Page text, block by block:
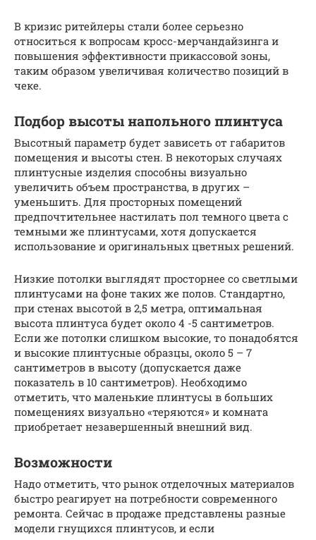
В кризис ритейлеры стали более серьезно
относиться к вопросам кросс-мерчандайзинга и
повышения эффективности прикассовой зоны,
таким образом увеличивая количество позиций в
чеке.
Подбор высоты напольного плинтуса
Высотный параметр будет зависеть от габаритов
помещения и высоты стен. В некоторых случаях
плинтусные изделия способны визуально
увеличить объем пространства, в других –
уменьшить. Для просторных помещений
предпочтительнее настилать пол темного цвета с
темными же плинтусами, хотя допускается
использование и оригинальных цветных решений.
Низкие потолки выглядят просторнее со светлыми
плинтусами на фоне таких же полов. Стандартно,
при стенах высотой в 2,5 метра, оптимальная
высота плинтуса будет около 4 -5 сантиметров.
Если же потолки слишком высокие, то понадобятся
и высокие плинтусные образцы, около 5 – 7
сантиметров в высоту (допускается даже
показатель в 10 сантиметров). Необходимо
отметить, что маленькие плинтусы в больших
помещениях визуально «теряются» и комната
приобретает незавершенный внешний вид.
Возможности
Надо отметить, что рынок отделочных материалов
быстро реагирует на потребности современного
ремонта. Сейчас в продаже представлены разные
модели гнущихся плинтусов, и если